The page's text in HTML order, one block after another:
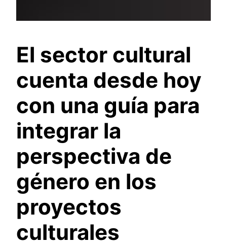
El sector cultural
cuenta desde hoy
con una guía para
integrar la
perspectiva de
género en los
proyectos
culturales